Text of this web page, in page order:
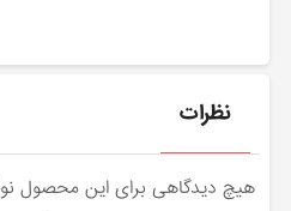
نظرات
هیچ دیدگاهی برای این محصول